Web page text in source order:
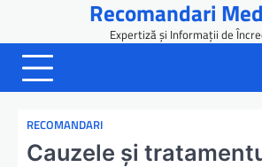
content
Recomandari
Expertiză și Informații de
RECOMANDARI
Cauzele și